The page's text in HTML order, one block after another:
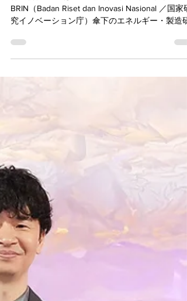
株式会社CASTは2026年4月15日、インドネシア
BRIN（Badan Riset dan Inovasi Nasional ／国家研
Manufacture of National Research and Innovation
ラントにおける実証プロジェクト（PoC）の実施
ションのASEAN諸国への展開を目指しています。
インドネシアでの実証実験に向けて視察を実施中
CASTはこれまで、日本国内だけでなく海外への
ULTRACK®の市場展開を目指してまいりました。
2024年1月、マレーシアのサイバージャヤにあ